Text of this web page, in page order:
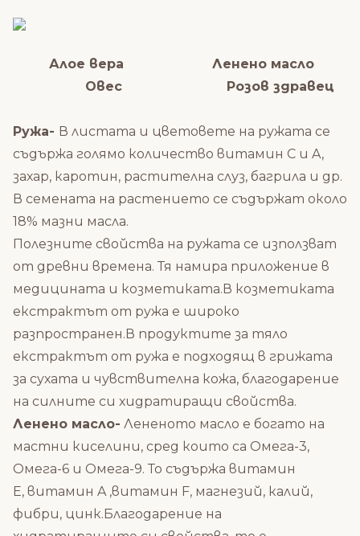
Алое вера Ленено масло
Овес Розов здравец
Ружа- В листата и цветовете на ружата се
съдържа голямо количество витамин C и A,
захар, каротин, растителна слуз, багрила и др.
В семената на растението се съдържат около
18% мазни масла.
Полезните свойства на ружата се използват
от древни времена. Тя намира приложение в
медицината и козметиката.В козметиката
екстрактът от ружа е широко
разпространен.В продуктите за тяло
екстрактът от ружа е подходящ в грижата
за сухата и чувствителна кожа, благодарение
на силните си хидратиращи свойства.
Ленено масло- Лененото масло е богато на
мастни киселини, сред които са Омега-3,
Омега-6 и Омега-9. То съдържа витамин
Е, витамин A ,витамин F, магнезий, калий,
фибри, цинк.Благодарение на